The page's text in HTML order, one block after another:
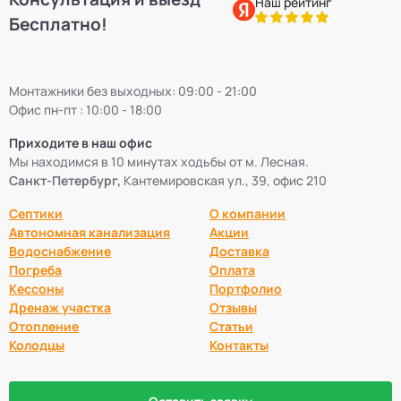
Септики БиоДевaйс 39
Септики Топас-С 34
Септики Оптима
Септики БиоДека 28
Септики Генезис
Бесплатно!
Монтажники без выходных: 09:00 - 21:00
Офис пн-пт : 10:00 - 18:00
Приходите в наш офис
Мы находимся в 10 минутах ходьбы от м. Лесная.
Санкт-Петербург, Кантемировская ул., 39, офис 210
Септики
Автономная канализация
Водоснабжение
Погреба
Кессоны
Дренаж участка
Отопление
Колодцы
О компании
Акции
Доставка
Оплата
Портфолио
Отзывы
Статьи
Контакты